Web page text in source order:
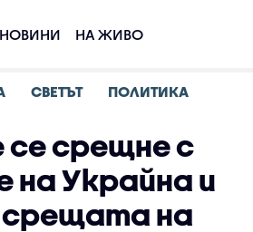
НОВИНИ НА ЖИВО
СВЕТЪТ ПОЛИТИКА
срещне с
на Украйна и
срещата на